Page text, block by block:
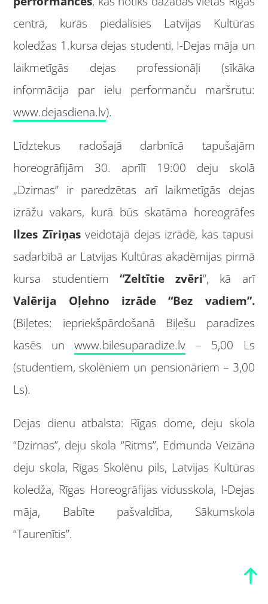
centrā, kurās piedalīsies Latvijas Kultūras
koledžas 1.kursa dejas studenti, I-Dejas māja un
laikmetīgās dejas professionāļi (sīkāka
informācija par ielu performanču maršrutu:
www.dejasdiena.lv).
Līdztekus radošajā darbnīcā tapušajām
horeogrāfijām 30. aprīlī 19:00 deju skolā
„Dzirnas” ir paredzētas arī laikmetīgās dejas
izrāžu vakars, kurā būs skatāma horeogrāfes
Ilzes Zīriņasveidotajā dejas izrādē, kas tapusi
sadarbībā ar Latvijas Kultūras akadēmijas pirmā
kursa studentiem “Zeltītie zvēri“, kā arī
Valērija Oļehno izrāde “Bez vadiem”.
(Biļetes: iepriekšpārdošanā Biļešu paradīzes
kasēs unwww.bilesuparadize.lv – 5,00 Ls
(studentiem, skolēniem un pensionāriem – 3,00
Ls).
Dejas dienu atbalsta: Rīgas dome, deju skola
“Dzirnas”, deju skola “Ritms”, Edmunda Veizāna
deju skola, Rīgas Skolēnu pils, Latvijas Kultūras
koledža, Rīgas Horeogrāfijas vidusskola, I-Dejas
māja, Babīte pašvaldība, Sākumskola
“Taurenītis”.